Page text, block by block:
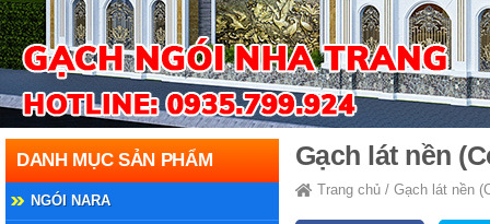
DANH MỤC SẢN PHẨM
NGÓI NARA
Gạch lát nền
Trang chủ / Gạch lát nền